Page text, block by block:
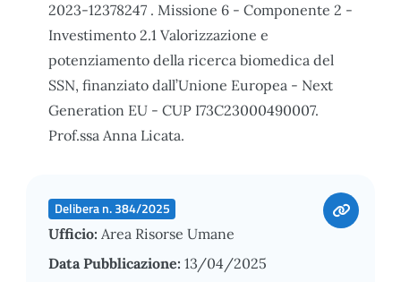
2023-12378247 . Missione 6 - Componente 2 -
Investimento 2.1 Valorizzazione e
potenziamento della ricerca biomedica del
SSN, finanziato dall’Unione Europea - Next
Generation EU - CUP I73C23000490007.
Prof.ssa Anna Licata.
Delibera n. 384/2025
Ufficio: Area Risorse Umane
Data Pubblicazione: 13/04/2025